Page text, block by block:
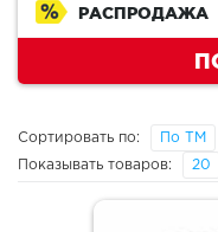
РАСПРОДАЖА
Сортировать по: По ТМ
Показывать товаров: 20